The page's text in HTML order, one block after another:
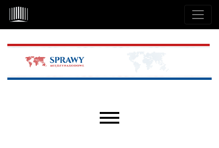
Przejdź do głównego menu
Przejdź do sekcji głównej
Przejdź do stopki